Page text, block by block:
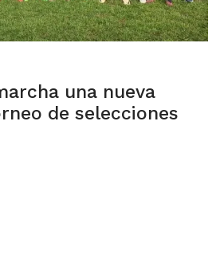
una nueva
de selecciones